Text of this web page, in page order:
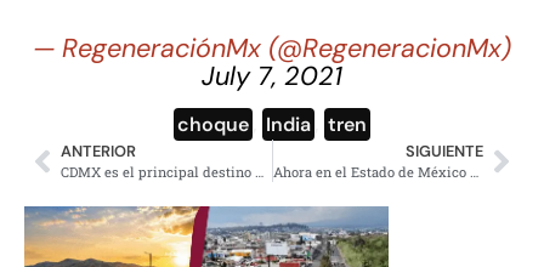
— RegeneraciónMx (@RegeneracionMx)
July 7, 2021
choque India tren
ANTERIOR
CDMX es el principal destino para invertir en México
SIGUIENTE
Ahora en el Estado de México descubren fábrica clandestina de Coca-Cola